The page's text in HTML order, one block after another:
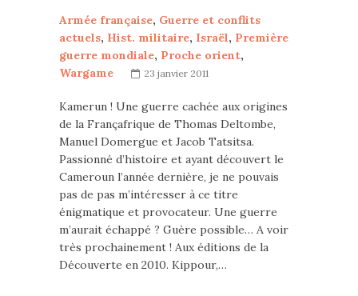
Armée française, Guerre et conflits
actuels, Hist. militaire, Israël, Première
guerre mondiale, Proche orient,
Wargame
23 janvier 2011
Kamerun ! Une guerre cachée aux origines
de la Françafrique de Thomas Deltombe,
Manuel Domergue et Jacob Tatsitsa.
Passionné d’histoire et ayant découvert le
Cameroun l’année dernière, je ne pouvais
pas de pas m’intéresser à ce titre
énigmatique et provocateur. Une guerre
m’aurait échappé ? Guère possible… A voir
très prochainement ! Aux éditions de la
Découverte en 2010. Kippour,…